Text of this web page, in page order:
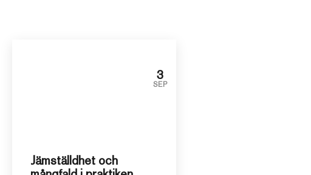
3
SEP
Jämställdhet och